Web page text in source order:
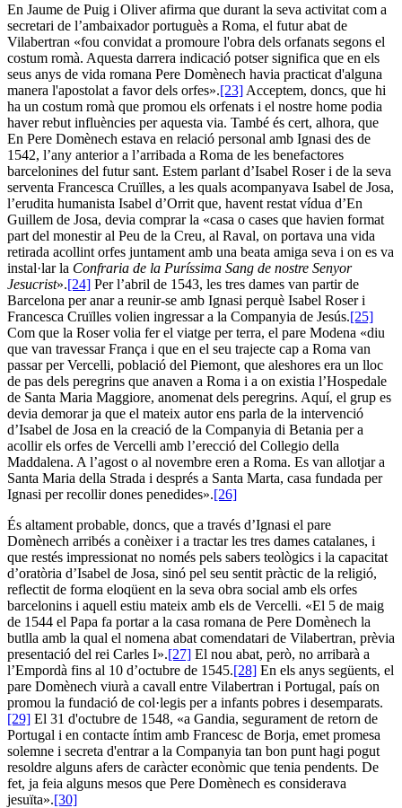
En Jaume de Puig i Oliver afirma que durant la seva activitat com a
secretari de l’ambaixador portuguès a Roma, el futur abat de
Vilabertran «fou convidat a promoure l'obra dels orfanats segons el
costum romà. Aquesta darrera indicació potser significa que en els
seus anys de vida romana Pere Domènech havia practicat d'alguna
manera l'apostolat a favor dels orfes».[23] Acceptem, doncs, que hi
ha un costum romà que promou els orfenats i el nostre home podia
haver rebut influències per aquesta via. També és cert, alhora, que
En Pere Domènech estava en relació personal amb Ignasi des de
1542, l’any anterior a l’arribada a Roma de les benefactores
barcelonines del futur sant. Estem parlant d’Isabel Roser i de la seva
serventa Francesca Cruïlles, a les quals acompanyava Isabel de Josa,
l’erudita humanista Isabel d’Orrit que, havent restat vídua d’En
Guillem de Josa, devia comprar la «casa o cases que havien format
part del monestir al Peu de la Creu, al Raval, on portava una vida
retirada acollint orfes juntament amb una beata amiga seva i on es va
instal·lar la Confraria de la Puríssima Sang de nostre Senyor
Jesucrist».[24] Per l’abril de 1543, les tres dames van partir de
Barcelona per anar a reunir-se amb Ignasi perquè Isabel Roser i
Francesca Cruïlles volien ingressar a la Companyia de Jesús.[25]
Com que la Roser volia fer el viatge per terra, el pare Modena «diu
que van travessar França i que en el seu trajecte cap a Roma van
passar per Vercelli, població del Piemont, que aleshores era un lloc
de pas dels peregrins que anaven a Roma i a on existia l’Hospedale
de Santa Maria Maggiore, anomenat dels peregrins. Aquí, el grup es
devia demorar ja que el mateix autor ens parla de la intervenció
d’Isabel de Josa en la creació de la Companyia di Betania per a
acollir els orfes de Vercelli amb l’erecció del Collegio della
Maddalena. A l’agost o al novembre eren a Roma. Es van allotjar a
Santa Maria della Strada i després a Santa Marta, casa fundada per
Ignasi per recollir dones penedides».[26]
És altament probable, doncs, que a través d’Ignasi el pare
Domènech arribés a conèixer i a tractar les tres dames catalanes, i
que restés impressionat no només pels sabers teològics i la capacitat
d’oratòria d’Isabel de Josa, sinó pel seu sentit pràctic de la religió,
reflectit de forma eloqüent en la seva obra social amb els orfes
barcelonins i aquell estiu mateix amb els de Vercelli. «El 5 de maig
de 1544 el Papa fa portar a la casa romana de Pere Domènech la
butlla amb la qual el nomena abat comendatari de Vilabertran, prèvia
presentació del rei Carles I».[27] El nou abat, però, no arribarà a
l’Empordà fins al 10 d’octubre de 1545.[28] En els anys següents, el
pare Domènech viurà a cavall entre Vilabertran i Portugal, país on
promou la fundació de col·legis per a infants pobres i desemparats.
[29] El 31 d'octubre de 1548, «a Gandia, segurament de retorn de
Portugal i en contacte íntim amb Francesc de Borja, emet promesa
solemne i secreta d'entrar a la Companyia tan bon punt hagi pogut
resoldre alguns afers de caràcter econòmic que tenia pendents. De
fet, ja feia alguns mesos que Pere Domènech es considerava
jesuïta».[30]